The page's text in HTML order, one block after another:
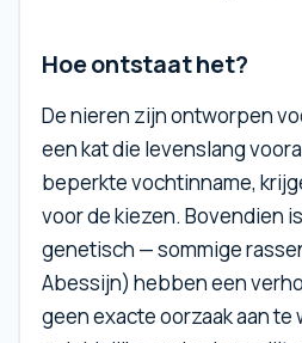
Hoe ontstaat het?
De nieren zijn ontworpen
een kat die levenslang
beperkte vochtinname,
voor de kiezen. Bovendien
genetisch — sommige
Abessijn) hebben een
geen exacte oorzaak aan te